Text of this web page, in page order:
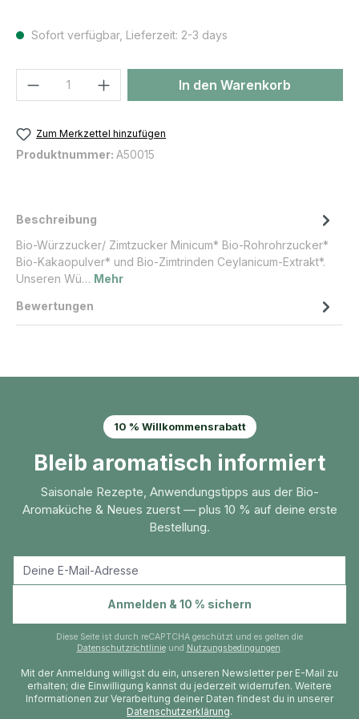
Sofort verfügbar, Lieferzeit: 2-3 days
Produkt Anzahl: Gib denIn den Warenkorb
Zum Merkzettel hinzufügen
Produktnummer: A50015
Beschreibung
Bio-Würzzucker/ Zimtzucker Minicum* Bio-Rohrohrzucker*
Bio-Kakaopulver* und Bio-Zimtrinden Ceylanicum-Extrakt*.
Unseren Wü… Mehr
Bewertungen
10 % Willkommensrabatt
Bleib aromatisch informiert
Saisonale Rezepte, Anwendungstipps aus der Bio-
Aromaküche & Neues zuerst — plus 10 % auf deine erste
Bestellung.
Anmelden & 10 % sichern
Diese Seite ist durch reCAPTCHA geschützt und es gelten die
Datenschutzrichtlinieund Nutzungsbedingungen.
Mit der Anmeldung willigst du ein, unseren Newsletter per E-Mail zu
erhalten; die Einwilligung kannst du jederzeit widerrufen. Weitere
Informationen zur Verarbeitung deiner Daten findest du in unserer
Datenschutzerklärung.